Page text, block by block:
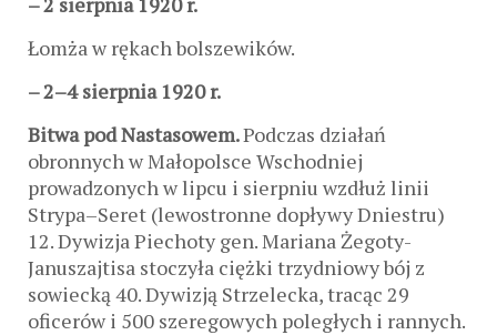
Łomża w rękach bolszewików.
– 2–4 sierpnia 1920 r.
Bitwa pod Nastasowem.Podczas działań
obronnych w Małopolsce Wschodniej
prowadzonych w lipcu i sierpniu wzdłuż linii
Strypa–Seret (lewostronne dopływy Dniestru)
12. Dywizja Piechoty gen. Mariana Żegoty-
Januszajtisa stoczyła ciężki trzydniowy bój z
sowiecką 40. Dywizją Strzelecka, tracąc 29
oficerów i 500 szeregowych poległych i rannych.